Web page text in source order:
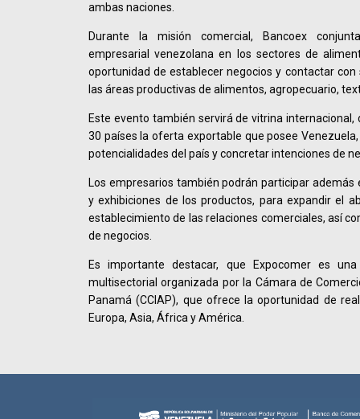
ambas naciones.
Durante la misión comercial, Bancoex
empresarial venezolana en los sectores de
oportunidad de establecer negocios y contactar
las áreas productivas de alimentos, agropecuario,
Este evento también servirá de vitrina
30 países la oferta exportable que posee
potencialidades del país y concretar intenciones de
Los empresarios también podrán participar además
y exhibiciones de los productos, para expandir el
establecimiento de las relaciones comerciales, así
de negocios.
Es importante destacar, que Expocomer es
multisectorial organizada por la Cámara de
Panamá (CCIAP), que ofrece la oportunidad de
Europa, Asia, África y América.